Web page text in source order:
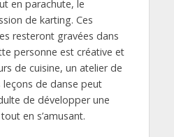
en parachute, le
de karting. Ces
resteront gravées dans
personne est créative et
de cuisine, un atelier de
de danse peut
de développer une
en s’amusant.